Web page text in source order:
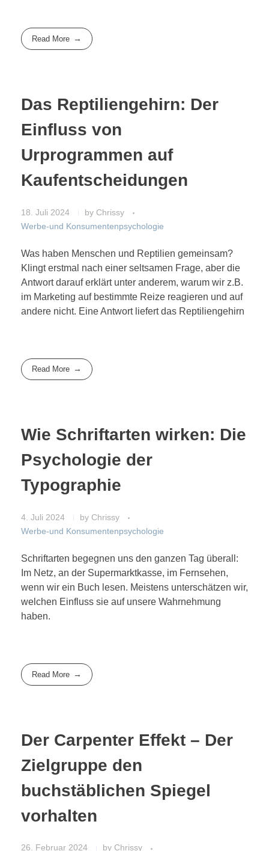
Read More
Das Reptiliengehirn: Der
Einfluss von
Urprogrammen auf
Kaufentscheidungen
18. Juli 2024 by Chrissy
Werbe-und Konsumentenpsychologie
Was haben Menschen und Reptilien gemeinsam?
Klingt erstmal nach einer seltsamen Frage, aber die
Antwort darauf erklärt unter anderem, warum wir z.B.
im Marketing auf bestimmte Reize reagieren und auf
andere nicht. Eine Antwort liefert das Reptiliengehirn
Read More
Wie Schriftarten wirken: Die
Psychologie der
Typographie
4. Juli 2024 by Chrissy
Werbe-und Konsumentenpsychologie
Schriftarten begegnen uns den ganzen Tag überall:
Im Netz, an der Supermarktkasse, im Fernsehen,
wenn wir ein Buch lesen. Meistens unterschätzen wir,
welchen Einfluss sie auf unsere Wahrnehmung
haben.
Read More
Der Carpenter Effekt – Der
Zielgruppe den
buchstäblichen Spiegel
vorhalten
26. Februar 2024 by Chrissy